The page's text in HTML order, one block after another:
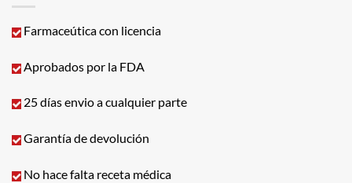
Farmaceútica con licencia
Aprobados por la FDA
25 días envio a cualquier parte
Garantía de devolución
No hace falta receta médica